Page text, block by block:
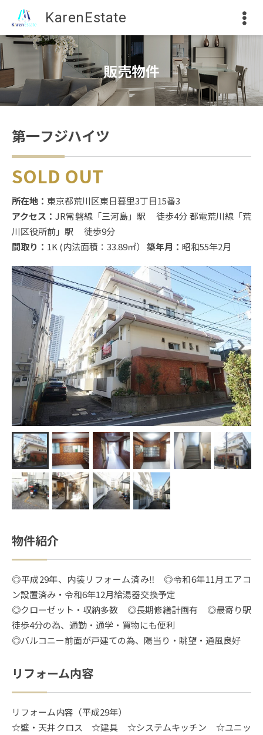
KarenEstate
販売物件
第一フジハイツ
所在地： 東京都荒川区東日暮里3丁目15番3
アクセス：JR常磐線「三河島」駅 徒歩4分都電荒川線「荒
川区役所前」駅 徒歩9分
間取り： 1K (内法面積：33.89㎡） 築年月： 昭和55年2月
SOLD OUT
物件紹介
◎平成29年、内装リフォーム済み‼ ◎令和6年11月エアコ
ン設置済み・令和6年12月給湯器交換予定
◎クローゼット・収納多数 ◎長期修繕計画有 ◎最寄り駅
徒歩4分の為、通勤・通学・買物にも便利
◎バルコニー前面が戸建ての為、陽当り・眺望・通風良好
リフォーム内容
リフォーム内容（平成29年）
☆壁・天井クロス ☆建具 ☆システムキッチン ☆ユニッ